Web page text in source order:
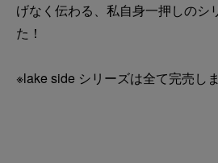
げなく伝わる、私自身一押しのシ
た！
※lake side シリーズは全て完売しま